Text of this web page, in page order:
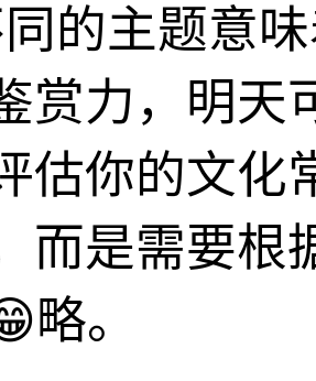
的主题意
赏力，明天
估你的文化
而是需要根
略。